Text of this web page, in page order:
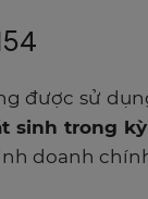
được sử
sinh trong
doanh